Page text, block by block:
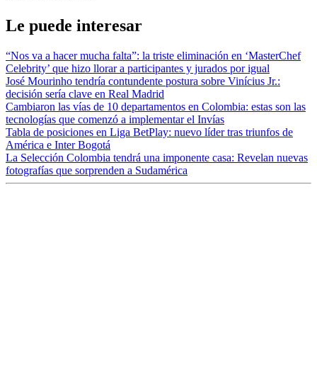
Le puede interesar
“Nos va a hacer mucha falta”: la triste eliminación en ‘MasterChef
Celebrity’ que hizo llorar a participantes y jurados por igual
José Mourinho tendría contundente postura sobre Vinícius Jr.:
decisión sería clave en Real Madrid
Cambiaron las vías de 10 departamentos en Colombia: estas son las
tecnologías que comenzó a implementar el Invías
Tabla de posiciones en Liga BetPlay: nuevo líder tras triunfos de
América e Inter Bogotá
La Selección Colombia tendrá una imponente casa: Revelan nuevas
fotografías que sorprenden a Sudamérica